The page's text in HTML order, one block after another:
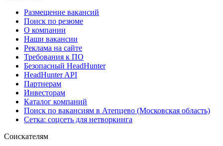
Размещение вакансий
Поиск по резюме
О компании
Наши вакансии
Реклама на сайте
Требования к ПО
Безопасный HeadHunter
HeadHunter API
Партнерам
Инвесторам
Каталог компаний
Поиск по вакансиям в Атепцево (Московская область)
Сетка: соцсеть для нетворкинга
Соискателям